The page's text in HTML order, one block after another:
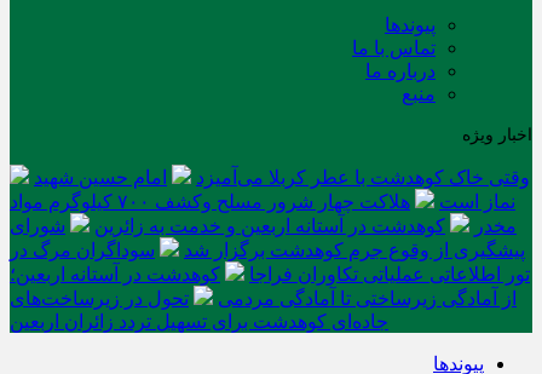
پیوندها
تماس با ما
درباره ما
منبع
اخبار ویژه
وقتی خاک کوهدشت با عطر کربلا می‌آمیزد
امام حسین شهید
نماز است
هلاکت چهار شرور مسلح وکشف ۷۰۰ کیلوگرم مواد
مخدر
کوهدشت در آستانه اربعین و خدمت‌ به زائرین
شورای
پیشگیری از وقوع جرم کوهدشت برگزار شد
سوداگران مرگ در
تور اطلاعاتی عملیاتی تکاوران فراجا
کوهدشت در آستانه اربعین؛
از آمادگی زیرساختی تا آمادگی مردمی
تحول در زیرساخت‌های
جاده‌ای کوهدشت برای تسهیل تردد زائران اربعین
پیوندها